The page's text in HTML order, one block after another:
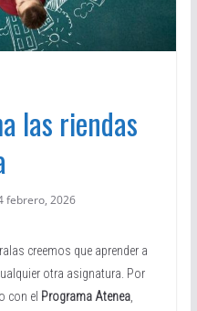
las riendas
febrero, 2026
creemos que aprender a
otra asignatura. Por
con el Programa Atenea,